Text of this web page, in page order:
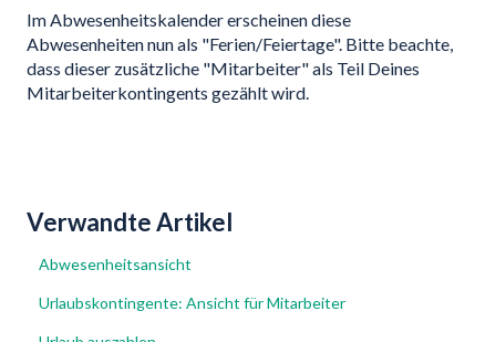
Im Abwesenheitskalender erscheinen diese
Abwesenheiten nun als "Ferien/Feiertage". Bitte beachte,
dass dieser zusätzliche "Mitarbeiter" als Teil Deines
Mitarbeiterkontingents gezählt wird.
Verwandte Artikel
Abwesenheitsansicht
Urlaubskontingente: Ansicht für Mitarbeiter